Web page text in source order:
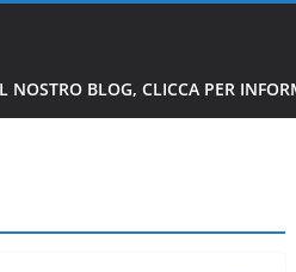
NOSTRO BLOG, CLICCA PER